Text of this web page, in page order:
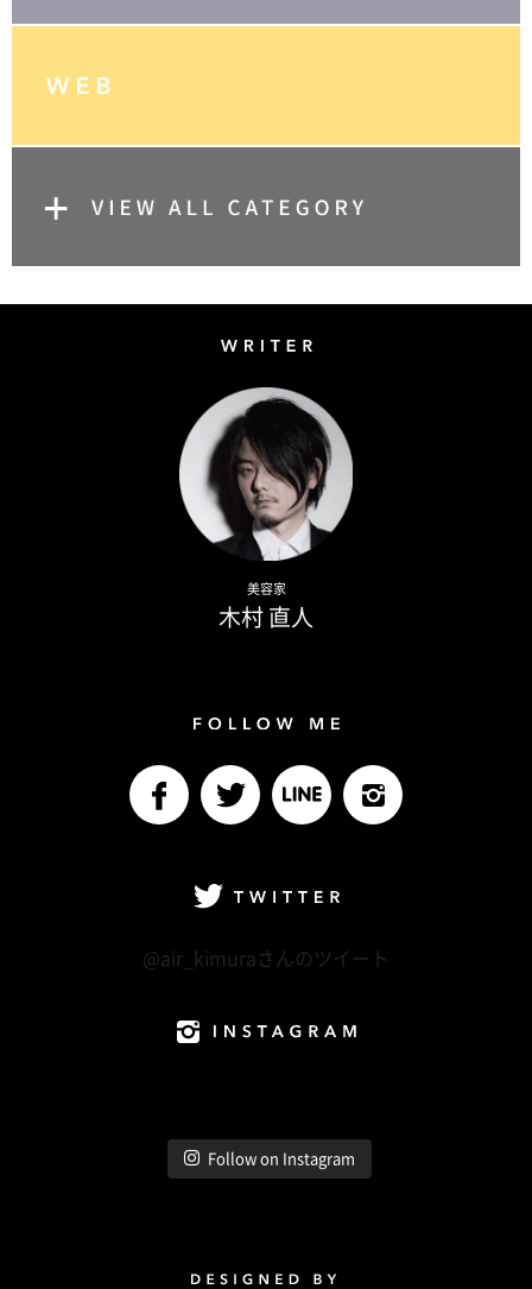
美容家
木村 直人
@air_kimuraさんのツイート
Follow on Instagram